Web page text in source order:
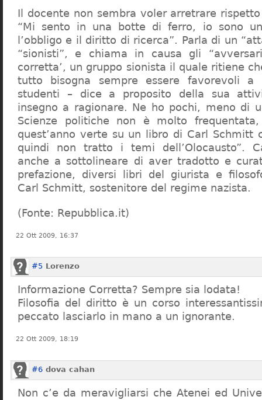
Il docente non sembra voler arretrare
“Mi sento in una botte di ferro, io sono
l’obbligo e il diritto di ricerca”. Parla di un
“sionisti”, e chiama in causa gli
corretta’, un gruppo sionista il quale ritiene
tutto bisogna sempre essere favorevoli a
studenti – dice a proposito della sua
insegno a ragionare. Ne ho pochi, meno di
Scienze politiche non è molto
quest’anno verte su un libro di Carl Schmitt
quindi non tratto i temi dell’Olocausto”.
anche a sottolineare di aver tradotto e
prefazione, diversi libri del giurista e
Carl Schmitt, sostenitore del regime nazista.
(Fonte: Repubblica.it)
22 Ott 2009, 16:37
#5 Lorenzo
Informazione Corretta? Sempre sia lodata!
Filosofia del diritto è un corso
peccato lasciarlo in mano a un ignorante.
22 Ott 2009, 18:19
#6 dova cahan
Non c’e da meravigliarsi che Atenei ed